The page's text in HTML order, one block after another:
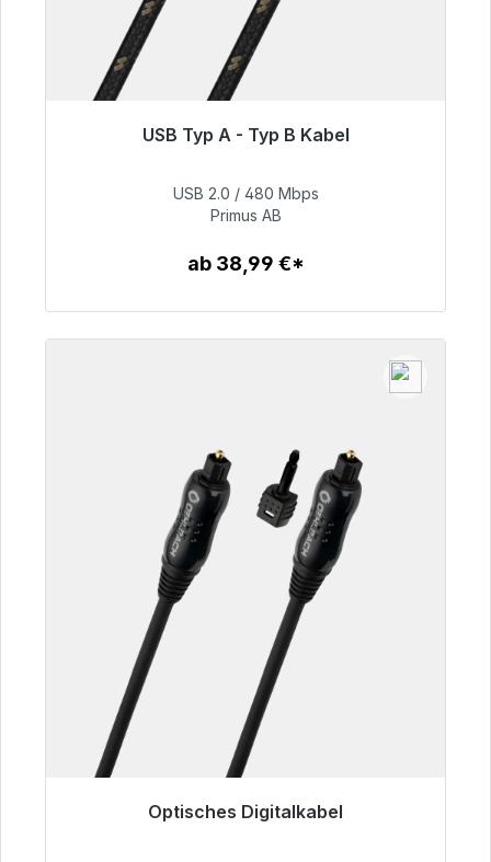
USB Typ A - Typ B Kabel
76,99 €
USB 2.0 / 480 Mbps
Primus AB
ab 38,99 €*
Optisches Digitalkabel